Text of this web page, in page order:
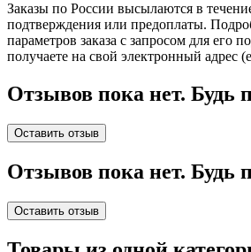
Заказы по России высылаются в
подтверждения или предоплаты.
параметров заказа с запросом для его
получаете на свой электронный адрес
Отзывов пока нет. Будь
Оставить отзыв
Отзывов пока нет. Будь
Оставить отзыв